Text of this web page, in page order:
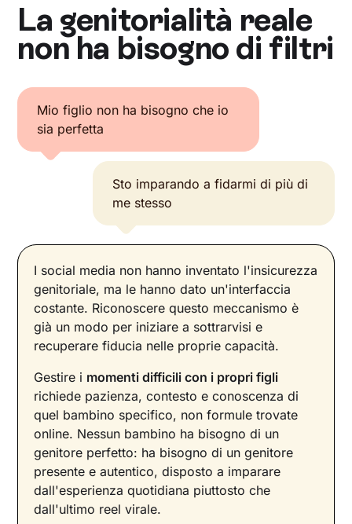
La genitorialità reale
non ha bisogno di filtri
Mio figlio non ha bisogno che io
sia perfetta
Sto imparando a fidarmi di più di
me stesso
I social media non hanno inventato l'insicurezza
genitoriale, ma le hanno dato un'interfaccia
costante. Riconoscere questo meccanismo è
già un modo per iniziare a sottrarvisi e
recuperare fiducia nelle proprie capacità.
Gestire i momenti difficili con i propri figli
richiede pazienza, contesto e conoscenza di
quel bambino specifico, non formule trovate
online. Nessun bambino ha bisogno di un
genitore perfetto: ha bisogno di un genitore
presente e autentico, disposto a imparare
dall'esperienza quotidiana piuttosto che
dall'ultimo reel virale.